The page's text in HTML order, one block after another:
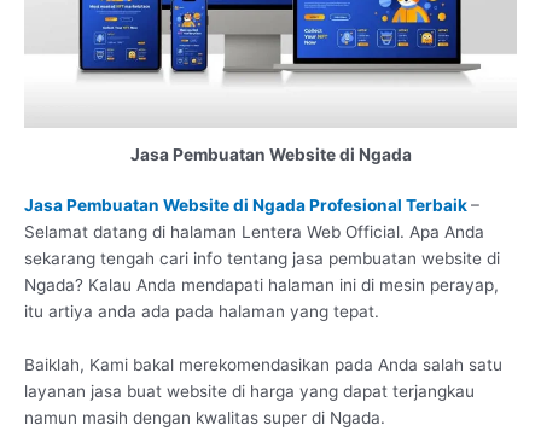
Jasa Pembuatan Website di Ngada
Jasa Pembuatan Website di Ngada Profesional Terbaik–
Selamat datang di halaman Lentera Web Official. Apa Anda
sekarang tengah cari info tentang jasa pembuatan website di
Ngada? Kalau Anda mendapati halaman ini di mesin perayap,
itu artiya anda ada pada halaman yang tepat.
Baiklah, Kami bakal merekomendasikan pada Anda salah satu
layanan jasa buat website di harga yang dapat terjangkau
namun masih dengan kwalitas super di Ngada.